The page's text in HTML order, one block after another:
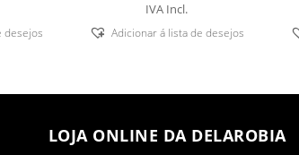
18,46 €
through
desejos
IVA Incl.
Adicionar á lista de desejos
LOJA ONLINE DA DELAROBIA